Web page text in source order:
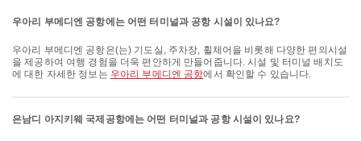
우아리 부메디엔 공항에는 어떤 터미널과 공항 시설이 있나요?
우아리 부메디엔 공항은(는) 기도실, 주차장, 휠체어을 비롯해 다양한 편의시설
을 제공하여 여행 경험을 더욱 편안하게 만들어줍니다. 시설 및 터미널 배치도
에 대한 자세한 정보는 우아리 부메디엔 공항에서 확인할 수 있습니다.
은남디 아지키웨 국제공항에는 어떤 터미널과 공항 시설이 있나요?